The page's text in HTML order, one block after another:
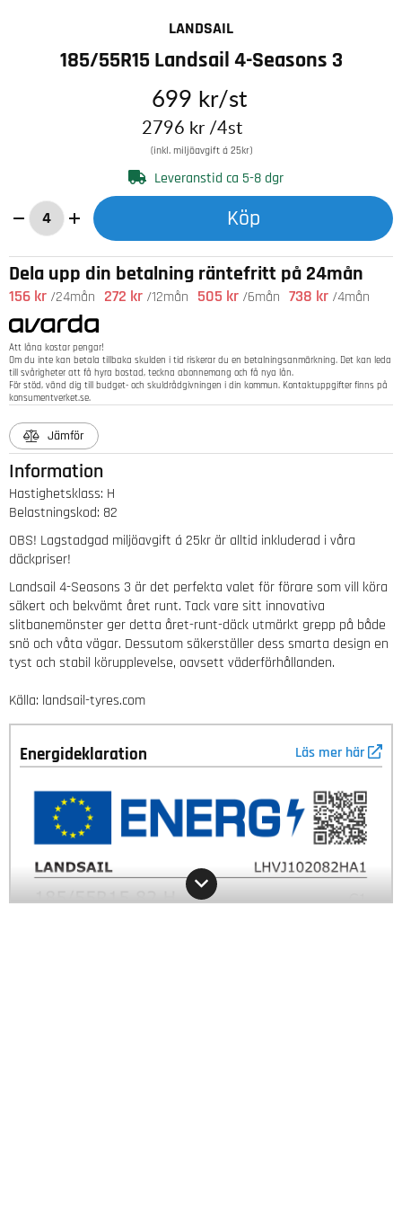
LANDSAIL
185/55R15 Landsail 4-Seasons 3
2796 kr /4st
699 kr/st
(inkl. miljöavgift á 25kr)
Leveranstid ca 5-8 dgr
Köp
Dela upp din betalning räntefritt på 24mån
156 kr /24mån 272 kr /12mån 505 kr /6mån 738 kr /4mån
Att låna kostar pengar!
Om du inte kan betala tillbaka skulden i tid riskerar du en betalningsanmärkning. Det kan leda
till svårigheter att få hyra bostad, teckna abonnemang och få nya lån.
För stöd, vänd dig till budget- och skuldrådgivningen i din kommun. Kontaktuppgifter finns på
konsumentverket.se.
Jämför
Information
Hastighetsklass: H
Belastningskod: 82
OBS! Lagstadgad miljöavgift á 25kr är alltid inkluderad i våra
däckpriser!
Landsail 4-Seasons 3 är det perfekta valet för förare som vill köra
säkert och bekvämt året runt. Tack vare sitt innovativa
slitbanemönster ger detta året-runt-däck utmärkt grepp på både
snö och våta vägar. Dessutom säkerställer dess smarta design en
tyst och stabil körupplevelse, oavsett väderförhållanden.
Källa: landsail-tyres.com
Energideklaration Läs mer här